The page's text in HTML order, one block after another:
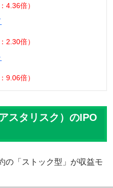
4.36倍
2.30倍
9.06倍
スタリスク）のIPO
の「ストック型」が収益モ